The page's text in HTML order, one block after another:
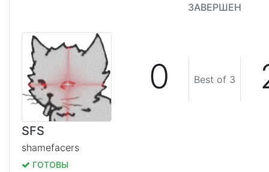
ЗАВЕРШЕН
0 Best of 3
SFS
shamefacers
ГОТОВЫ